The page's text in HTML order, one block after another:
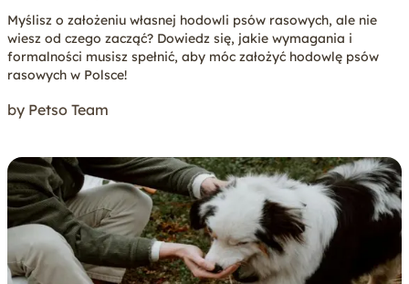
Poradnik krok po kroku
Myślisz o założeniu własnej hodowli psów rasowych, ale nie
wiesz od czego zacząć? Dowiedz się, jakie wymagania i
formalności musisz spełnić, aby móc założyć hodowlę psów
rasowych w Polsce!
by Petso Team